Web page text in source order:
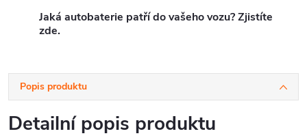
Jaká autobaterie patří do vašeho vozu? Zjistíte
zde.
Popis produktu
Detailní popis produktu